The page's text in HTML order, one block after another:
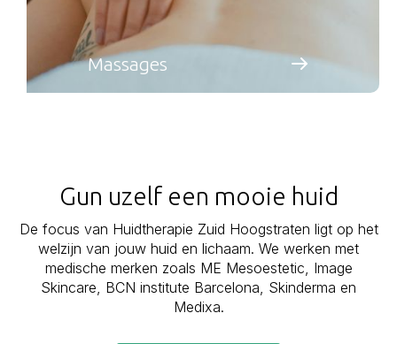
Massages
Gun uzelf een mooie huid
De focus van Huidtherapie Zuid Hoogstraten ligt op het
welzijn van jouw huid en lichaam. We werken met
medische merken zoals ME Mesoestetic, Image
Skincare, BCN institute Barcelona, Skinderma en
Medixa.